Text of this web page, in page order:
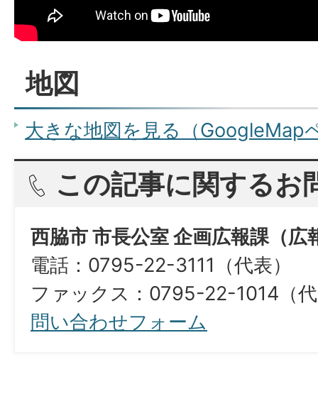
地図
大きな地図を見る（GoogleMap
この記事に関するお
西脇市 市長公室 企画広報課（広
電話：0795-22-3111（代表）
ファックス：0795-22-1014（
問い合わせフォーム